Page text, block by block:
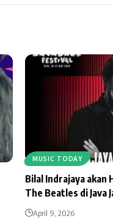
MUSIC TODAY
Bilal Indrajaya
The Beatles di Java
April 9, 2026